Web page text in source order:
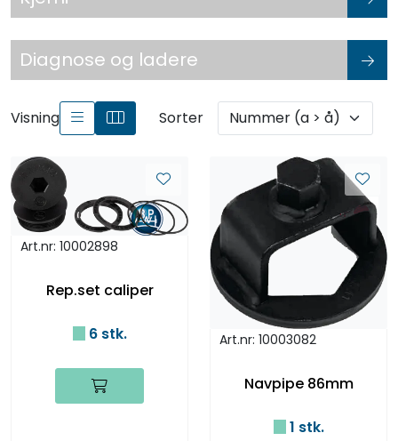
Diagnose og ladere
Visning Sorter
Art.nr: 10002898
Rep.set caliper
6 stk. Art.nr: 10003082
Navpipe 86mm
1 stk.